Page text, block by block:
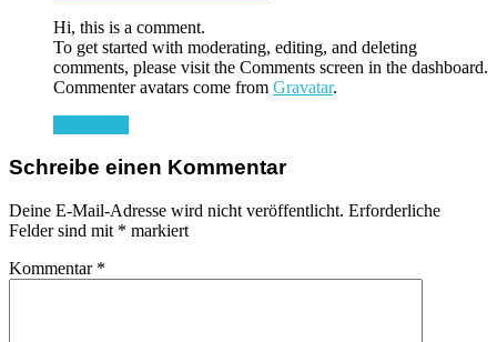
Hi, this is a comment.
To get started with moderating, editing, and deleting
comments, please visit the Comments screen in the dashboard.
Commenter avatars come from Gravatar.
Schreibe einen Kommentar
Deine E-Mail-Adresse wird nicht veröffentlicht. Erforderliche
Felder sind mit * markiert
Kommentar *